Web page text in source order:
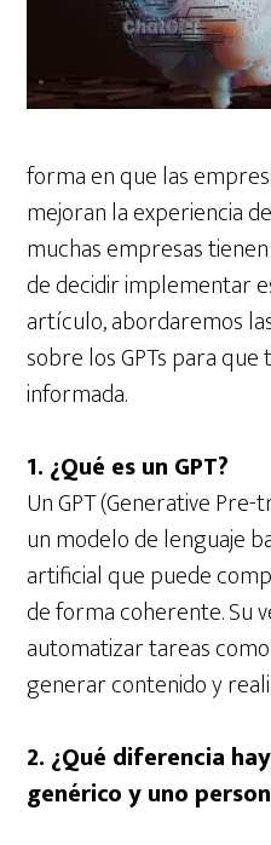
forma en que las
mejoran la experiencia
muchas empresas
de decidir implementar
artículo, abordaremos
sobre los GPTs para
informada.
1. ¿Qué es un GPT?
Un GPT (Generative
un modelo de lenguaje
artificial que puede
de forma coherente. Su
automatizar tareas
generar contenido y
2. ¿Qué diferencia
genérico y uno